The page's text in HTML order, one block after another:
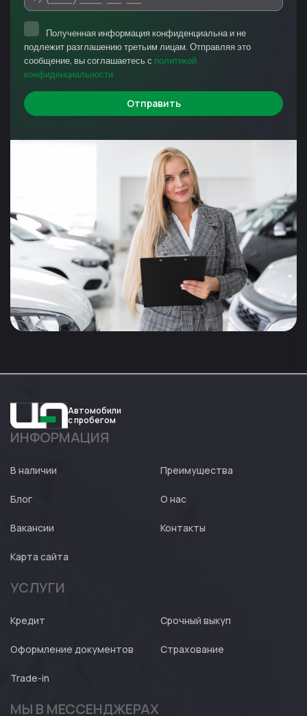
Отправить
Полученная информация конфиденциальна и не
подлежит разглашению третьим лицам. Отправляя это
сообщение, вы соглашаетесь с политикой
конфиденциальности
Авто
Автомобили
с пробегом
ИНФОРМАЦИЯ
В наличии Преимущества
Блог О нас
Вакансии Контакты
Карта сайта
УСЛУГИ
Кредит Срочный выкуп
Оформление документов Страхование
Trade-in
МЫ В МЕССЕНДЖЕРАХ